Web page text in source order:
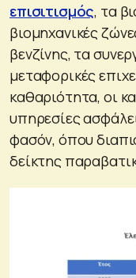
επισιτισμός, τα
βιομηχανικές
βενζίνης, τα
μεταφορικές
καθαριότητα, οι
υπηρεσίες
φασόν, όπου
δείκτης